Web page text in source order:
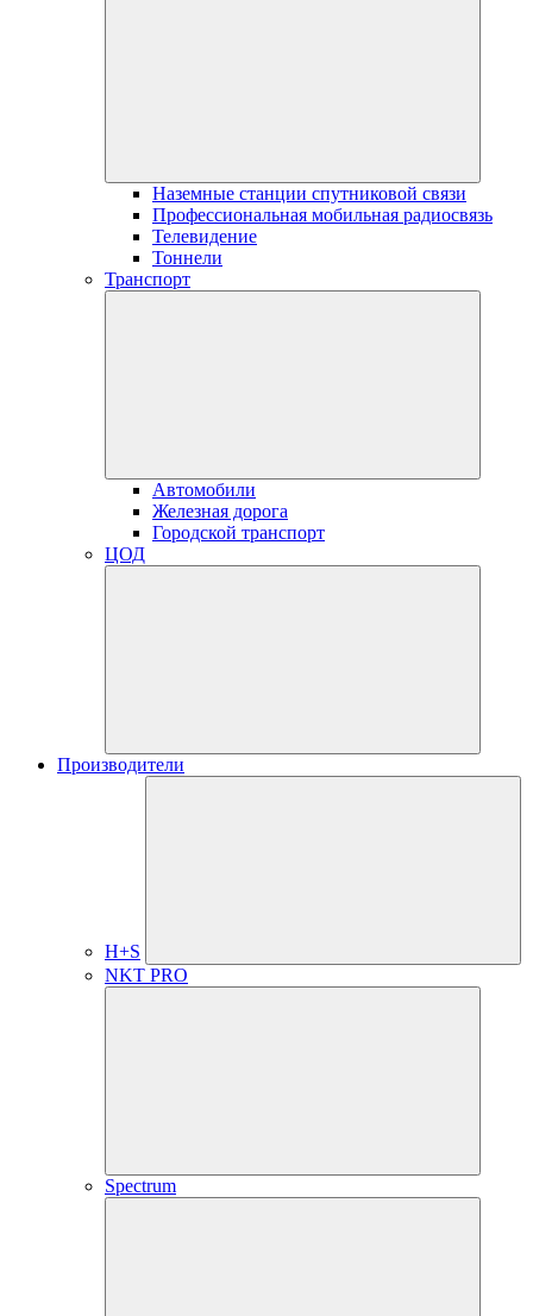
Наземные станции спутниковой связи
Профессиональная мобильная радиосвязь
Телевидение
Тоннели
Транспорт
Автомобили
Железная дорога
Городской транспорт
ЦОД
Производители
H+S
NKT PRO
Spectrum